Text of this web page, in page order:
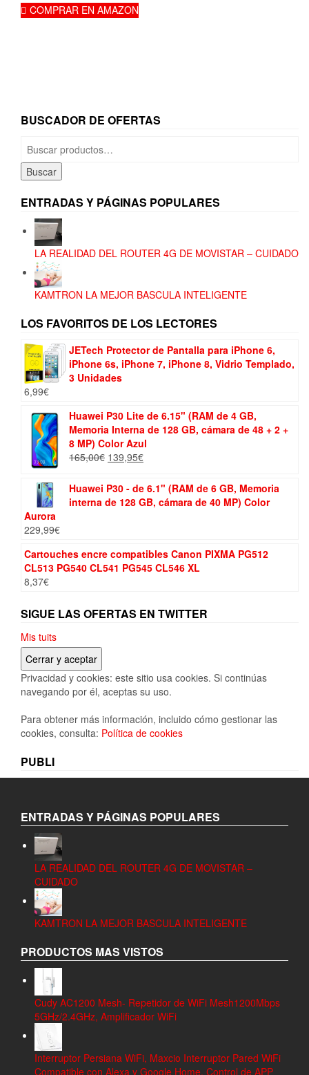
originalactual
COMPRAR EN AMAZON
BUSCADOR DE OFERTAS
por:
Buscar
ENTRADAS Y PÁGINAS POPULARES
LA REALIDAD DEL ROUTER 4G DE MOVISTAR – CUIDADO
KAMTRON LA MEJOR BASCULA INTELIGENTE
LOS FAVORITOS DE LOS LECTORES
JETech Protector de Pantalla para iPhone 6,
iPhone 6s, iPhone 7, iPhone 8, Vidrio Templado,
3 Unidades
6,99€
Huawei P30 Lite de 6.15" (RAM de 4 GB,
Memoria Interna de 128 GB, cámara de 48 + 2 +
8 MP) Color Azul
165,00€ El
original
era:
139,95€El
actual
es:
139,95€.
Huawei P30 - de 6.1" (RAM de 6 GB, Memoria
interna de 128 GB, cámara de 40 MP) Color
Aurora
229,99€
Cartouches encre compatibles Canon PIXMA PG512
CL513 PG540 CL541 PG545 CL546 XL
8,37€
SIGUE LAS OFERTAS EN TWITTER
Mis tuits
Privacidad y cookies: este sitio usa cookies. Si continúas
navegando por él, aceptas su uso.
Para obtener más información, incluido cómo gestionar las
cookies, consulta: Política de cookies
PUBLI
ENTRADAS Y PÁGINAS POPULARES
LA REALIDAD DEL ROUTER 4G DE MOVISTAR –
CUIDADO
KAMTRON LA MEJOR BASCULA INTELIGENTE
PRODUCTOS MAS VISTOS
Cudy AC1200 Mesh- Repetidor de WiFi Mesh1200Mbps
5GHz/2.4GHz, Amplificador WiFi
Interruptor Persiana WiFi, Maxcio Interruptor Pared WiFi
Compatible con Alexa y Google Home, Control de APP